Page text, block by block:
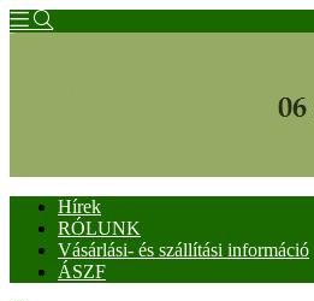
Hírek
RÓLUNK
Vásárlási- és szállítási információ
ÁSZF